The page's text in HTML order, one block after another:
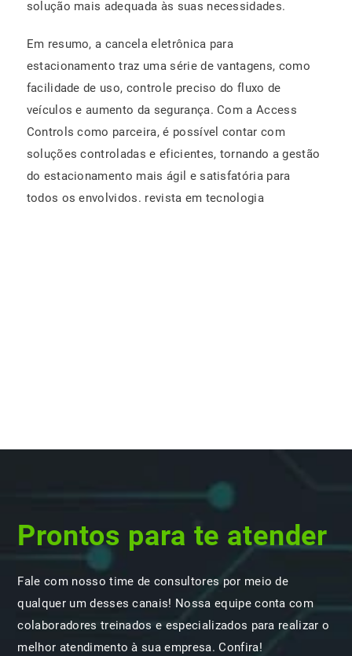
solução mais adequada às suas necessidades.
Em resumo, a cancela eletrônica para
estacionamento traz uma série de vantagens, como
facilidade de uso, controle preciso do fluxo de
veículos e aumento da segurança. Com a Access
Controls como parceira, é possível contar com
soluções controladas e eficientes, tornando a gestão
do estacionamento mais ágil e satisfatória para
todos os envolvidos. revista em tecnologia
Prontos para te atender
Fale com nosso time de consultores por meio de
qualquer um desses canais! Nossa equipe conta com
colaboradores treinados e especializados para realizar o
melhor atendimento à sua empresa. Confira!